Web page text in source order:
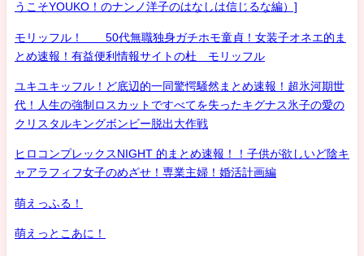
うこそYOUKO！のナンノ洋子のはなしは信じるな編）]
モリッフル！ 50代無職独身ガチホモ童貞！女装子オネエ的ま
とめ速報！有益便利情報サイトの杜 モリッフル
ユキユキッフル！ど底辺的一同驚愕騒然まとめ速報！超氷河期世
代！人生の強制ロスカットですべてを失ったキグナス氷子の愛の
クリスタルキングボンビー脱出大作戦
ヒロコンプレックスNIGHT 的まとめ速報！！子供が欲しいど陰キ
ャアラフィフ女子のめざせ！専業主婦！婚活計画編
萌えっふる！
萌えっとこあに！